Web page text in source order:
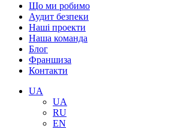
Що ми робимо
Аудит безпеки
Наші проекти
Наша команда
Блог
Франшиза
Контакти
UA
UA
RU
EN